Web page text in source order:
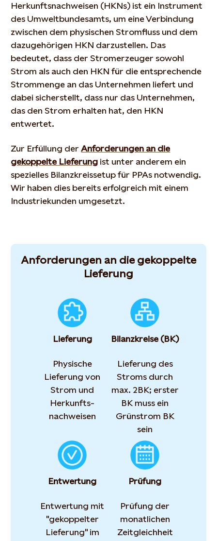
Herkunftsnachweisen (HKNs) ist ein Instrument
des Umweltbundesamts, um eine Verbindung
zwischen dem physischen Stromfluss und dem
dazugehörigen HKN darzustellen. Das
bedeutet, dass der Stromerzeuger sowohl
Strom als auch den HKN für die entsprechende
Strommenge an das Unternehmen liefert und
dabei sicherstellt, dass nur das Unternehmen,
das den Strom erhalten hat, den HKN
entwertet.
Zur Erfüllung derAnforderungen an die
gekoppelte Lieferung ist unter anderem ein
spezielles Bilanzkreissetup für PPAs notwendig.
Wir haben dies bereits erfolgreich mit einem
Industriekunden umgesetzt.
Anforderungen an die gekoppelte
Lieferung
Lieferung
Physische
Lieferung von
Strom und
Herkunfts­
nachweisen
Bilanzkreise (BK)
Lieferung des
Stroms durch
max. 2BK; erster
BK muss ein
Grünstrom BK
sein
Entwertung
Entwertung mit
"gekoppelter
Lieferung" im
Prüfung
Prüfung der
monatlichen
Zeitgleichheit